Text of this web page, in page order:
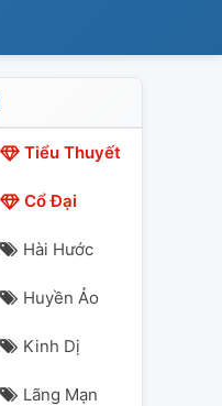
Tiểu Thuyết
Cổ Đại
Hài Hước
Huyền Ảo
Kinh Dị
Lãng Mạn